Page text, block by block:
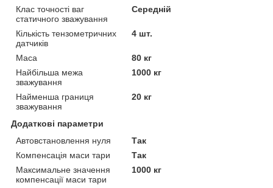
Клас точності ваг
статичного зважування
Середній
Кількість тензометричних
датчиків
4 шт.
Маса
80 кг
Найбільша межа
зважування
1000 кг
Найменша границя
зважування
20 кг
Додаткові параметри
Автовстановлення нуля
Так
Компенсація маси тари
Так
Максимальне значення
компенсації маси тари
1000 кг